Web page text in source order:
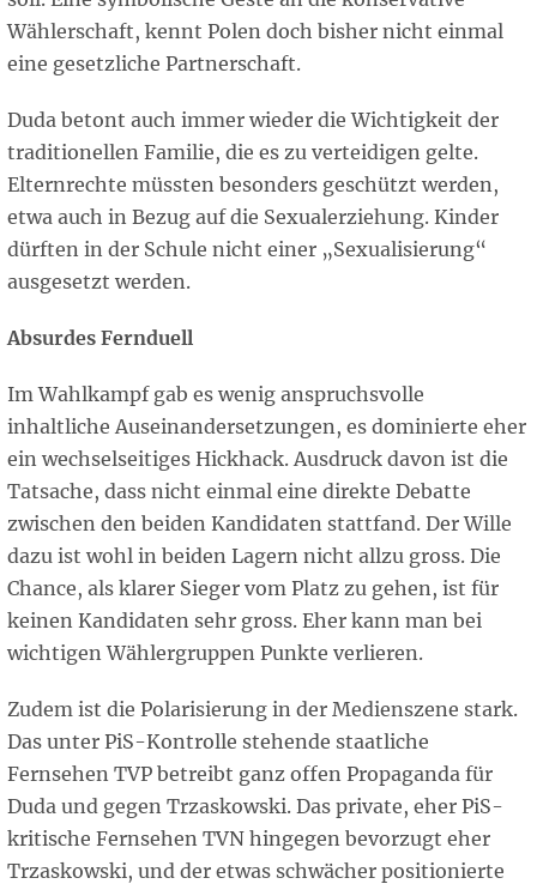
Wählerschaft, kennt Polen doch bisher nicht einmal
eine gesetzliche Partnerschaft.
Duda betont auch immer wieder die Wichtigkeit der
traditionellen Familie, die es zu verteidigen gelte.
Elternrechte müssten besonders geschützt werden,
etwa auch in Bezug auf die Sexualerziehung. Kinder
dürften in der Schule nicht einer „Sexualisierung“
ausgesetzt werden.
Absurdes Fernduell
Im Wahlkampf gab es wenig anspruchsvolle
inhaltliche Auseinandersetzungen, es dominierte eher
ein wechselseitiges Hickhack. Ausdruck davon ist die
Tatsache, dass nicht einmal eine direkte Debatte
zwischen den beiden Kandidaten stattfand. Der Wille
dazu ist wohl in beiden Lagern nicht allzu gross. Die
Chance, als klarer Sieger vom Platz zu gehen, ist für
keinen Kandidaten sehr gross. Eher kann man bei
wichtigen Wählergruppen Punkte verlieren.
Zudem ist die Polarisierung in der Medienszene stark.
Das unter PiS-Kontrolle stehende staatliche
Fernsehen TVP betreibt ganz offen Propaganda für
Duda und gegen Trzaskowski. Das private, eher PiS-
kritische Fernsehen TVN hingegen bevorzugt eher
Trzaskowski, und der etwas schwächer positionierte